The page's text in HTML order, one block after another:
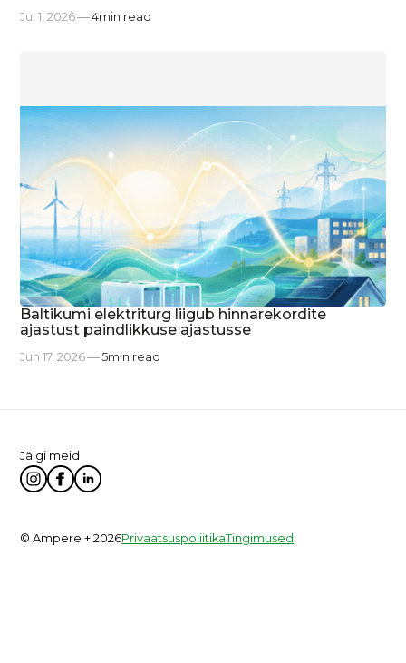
Jul 1, 2026 4min read
Baltikumi elektriturg liigub hinnarekordite
ajastust paindlikkuse ajastusse
Jun 17, 2026 5min read
Jälgi meid
© Ampere + 2026PrivaatsuspoliitikaTingimused